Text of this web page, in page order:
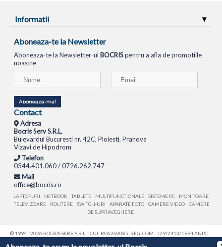
Informatii
Aboneaza-te la Newsletter
Aboneaza-te la Newsletter-ul BOCRISpentru a afla de promotiile
noastre
Aboneaza-ma!
Contact
Adresa
Bocris Serv S.R.L.
Bulevardul Bucuresti nr. 42C, Ploiesti, Prahova
Vizavi de Hipodrom
Telefon
0344.401.060 / 0726.262.747
Mail
office@bocris.ro
LAPTOPURI NETBOOK TABLETE MULTIFUNCTIONALE SISTEME PC
MONITOARE
TELEVIZOARE
ROUTERE SWITCH-URI APARATE FOTO CAMERE VIDEO
CAMERE
DE SUPRAVEGHERE
© 1994 - 2026 BOCRIS SERV S.R.L. | CUI: RO6260085, REG. COM.: J29/2413/1994ANPC